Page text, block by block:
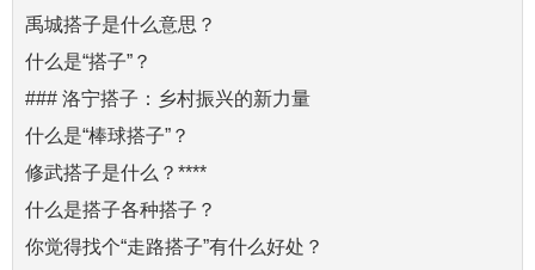
禹城搭子是什么意思？
什么是“搭子”？
### 洛宁搭子：乡村振兴的新力量
什么是“棒球搭子”？
修武搭子是什么？****
什么是搭子各种搭子？
你觉得找个“走路搭子”有什么好处？